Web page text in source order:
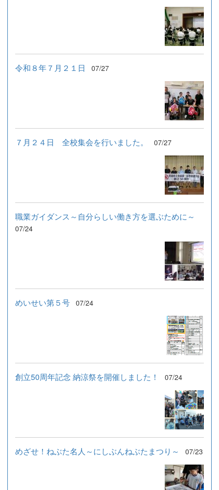
令和８年７月２１日 07/27
７月２４日 全校集会を行いました。 07/27
職業ガイダンス～自分らしい働き方を選ぶために～
07/24
めいせい第５号 07/24
創立50周年記念 納涼祭を開催しました！ 07/24
めざせ！ねぶた名人～にしぶんねぶたまつり～ 07/23